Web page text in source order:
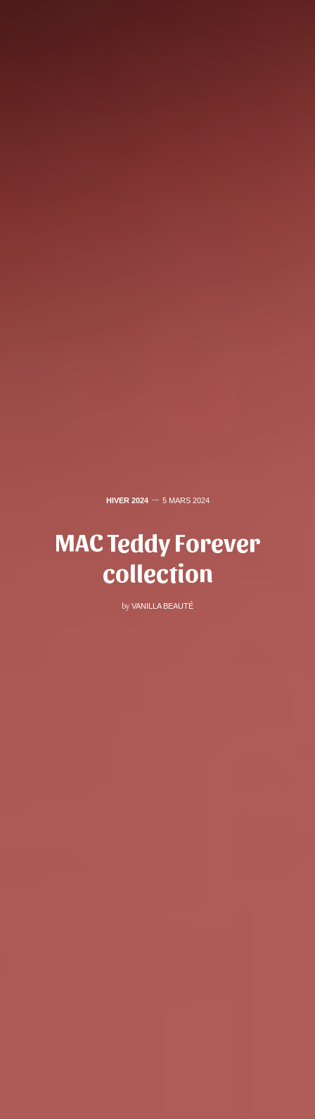
HIVER 2024 5 MARS 2024
MAC Teddy Forever
collection
by VANILLA BEAUTÉ